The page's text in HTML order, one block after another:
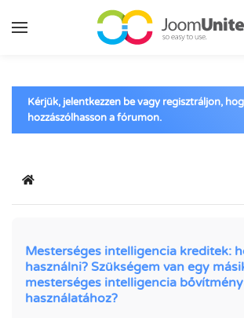
Ugrás a fő tartalomhoz
Kérjük, jelentkezzen be vagy regisztráljon,
hozzászólhasson a fórumon.
Kezdőlap
Mesterséges intelligencia kreditek:
használni? Szükségem van egy
mesterséges intelligencia
használatához?